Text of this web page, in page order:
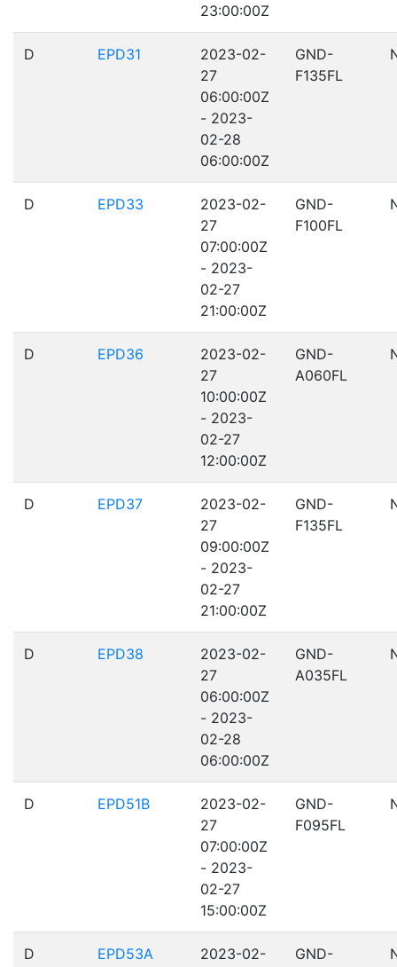
23:00:00Z
D EPD31
2023-02-
27
06:00:00Z
- 2023-
02-28
06:00:00Z
GND-
F135FL
D EPD33
2023-02-
27
07:00:00Z
- 2023-
02-27
21:00:00Z
GND-
F100FL
D EPD36
2023-02-
27
10:00:00Z
- 2023-
02-27
12:00:00Z
GND-
A060FL
D EPD37
2023-02-
27
09:00:00Z
- 2023-
02-27
21:00:00Z
GND-
F135FL
D EPD38
2023-02-
27
06:00:00Z
- 2023-
02-28
06:00:00Z
GND-
A035FL
D EPD51B
2023-02-
27
07:00:00Z
- 2023-
02-27
15:00:00Z
GND-
F095FL
D EPD53A
2023-02-
GND-